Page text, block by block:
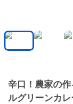
辛口！農家の
ルグリーンカレ